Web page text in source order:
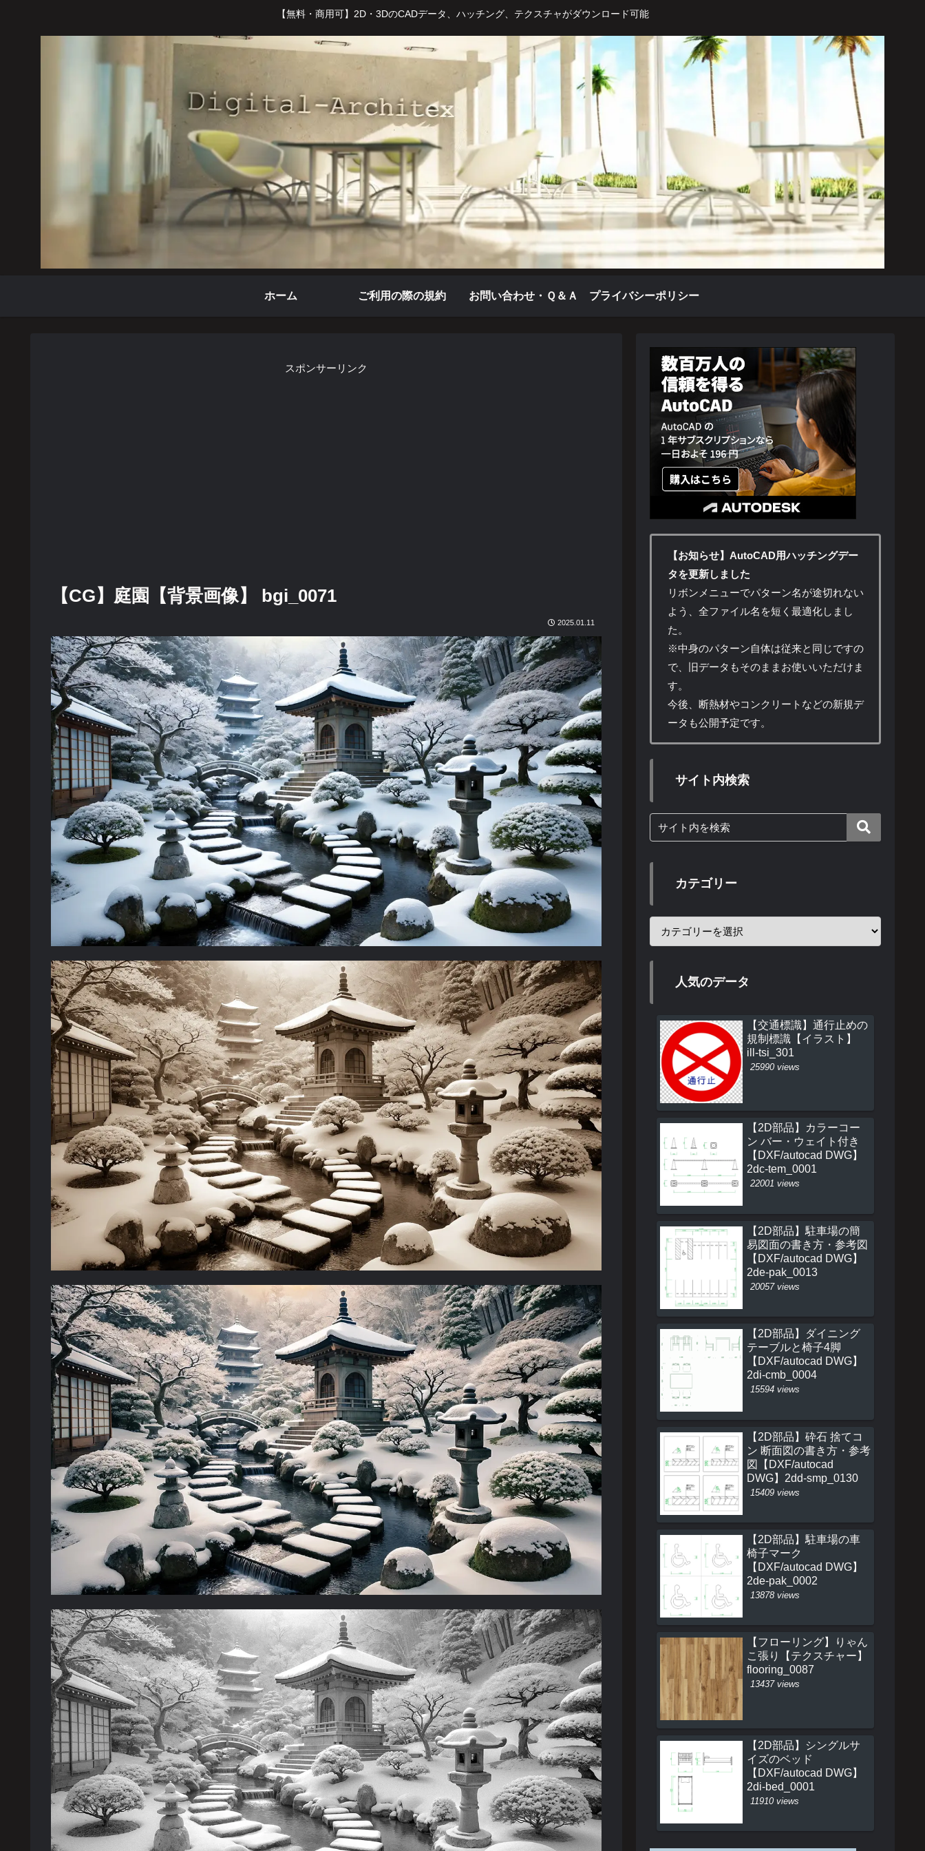
【無料・商用可】2D・3DのCADデータ、ハッチング、テクスチャがダウンロード可能
ホーム ご利用の際の規約 お問い合わせ・Ｑ＆Ａ プライバシーポリシー
スポンサーリンク
【CG】庭園【背景画像】 bgi_0071
2025.01.11
【お知らせ】AutoCAD用ハッチングデー
タを更新しました
リボンメニューでパターン名が途切れない
よう、全ファイル名を短く最適化しまし
た。
※中身のパターン自体は従来と同じですの
で、旧データもそのままお使いいただけま
す。
今後、断熱材やコンクリートなどの新規デ
ータも公開予定です。
サイト内検索
カテゴリー
人気のデータ
【交通標識】通行止めの
規制標識【イラスト】
ill-tsi_301
25990 views
【2D部品】カラーコー
ン バー・ウェイト付き
【DXF/autocad DWG】
2dc-tem_0001
22001 views
【2D部品】駐車場の簡
易図面の書き方・参考図
【DXF/autocad DWG】
2de-pak_0013
20057 views
【2D部品】ダイニング
テーブルと椅子4脚
【DXF/autocad DWG】
2di-cmb_0004
15594 views
【2D部品】砕石 捨てコ
ン 断面図の書き方・参考
図【DXF/autocad
DWG】2dd-smp_0130
15409 views
【2D部品】駐車場の車
椅子マーク
【DXF/autocad DWG】
2de-pak_0002
13878 views
【フローリング】りゃん
こ張り【テクスチャー】
flooring_0087
13437 views
【2D部品】シングルサ
イズのベッド
【DXF/autocad DWG】
2di-bed_0001
11910 views